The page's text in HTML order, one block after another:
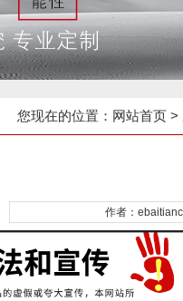
您现在的位置： 网站首页 >
作者：
上一篇文章：钢管喷漆
上一篇文章：数码喷印机器